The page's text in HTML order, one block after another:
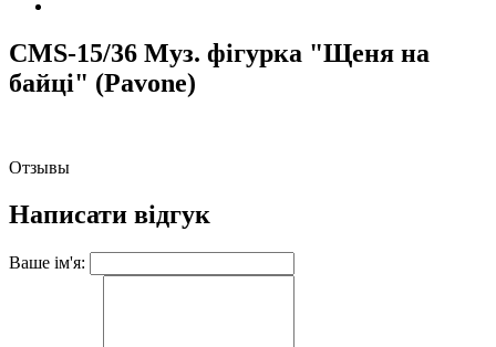
CMS-15/36 Муз. фігурка "Щеня на
байці" (Pavone)
Отзывы
Написати відгук
Ваше ім'я: